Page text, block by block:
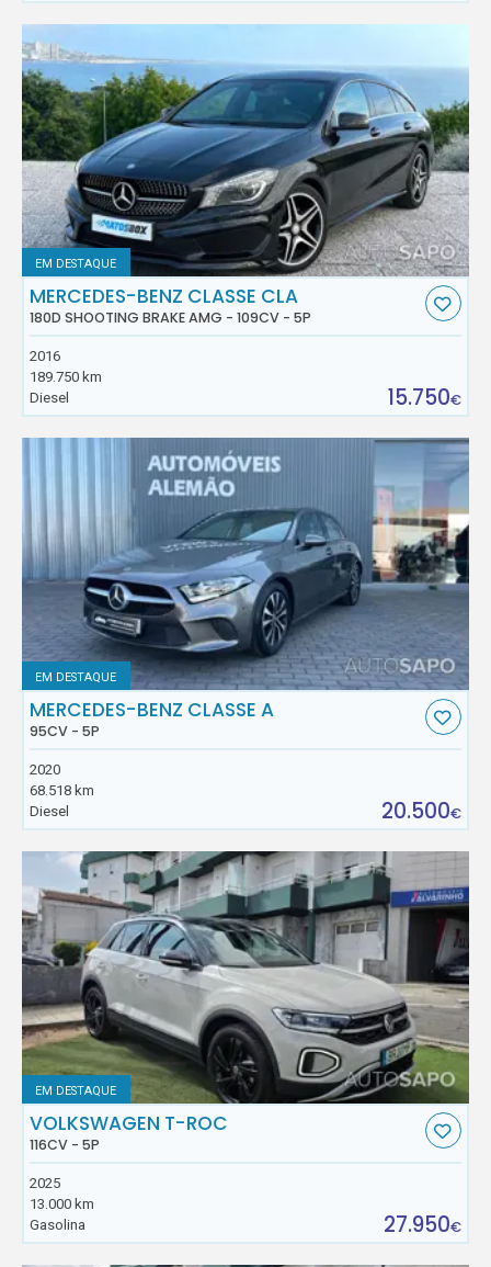
EM DESTAQUE
MERCEDES-BENZ CLASSE CLA
180D SHOOTING BRAKE AMG - 109CV - 5P
2016
189.750 km
Diesel
15.750€
EM DESTAQUE
MERCEDES-BENZ CLASSE A
95CV - 5P
2020
68.518 km
Diesel
20.500€
EM DESTAQUE
VOLKSWAGEN T-ROC
116CV - 5P
2025
13.000 km
Gasolina
27.950€